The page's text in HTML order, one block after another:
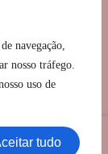
navegação,
nosso tráfego.
uso de
tudo
reservados